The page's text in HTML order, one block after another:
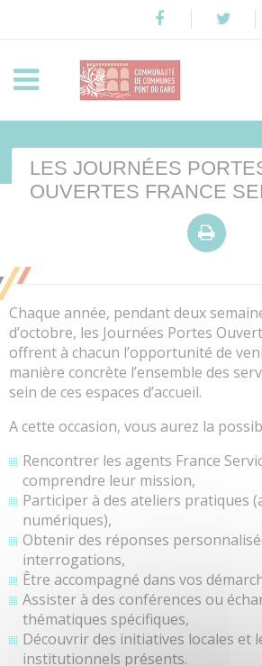

LES JOURNÉES
OUVERTES FRANCE

Chaque année, pendant deux
d’octobre, les Journées Portes
offrent à chacun l’opportunité de
manière concrète l’ensemble des
sein de ces espaces d’accueil.
A cette occasion, vous aurez la
Rencontrer les agents France
comprendre leur mission,
Participer à des ateliers pratiques
numériques),
Obtenir des réponses
interrogations,
Être accompagné dans vos
Assister à des conférences ou
thématiques spécifiques,
Découvrir des initiatives locales et
institutionnels présents.